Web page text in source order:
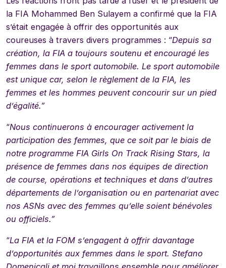
la FIA Mohammed Ben Sulayem a confirmé que la FIA
s’était engagée à offrir des opportunités aux
coureuses à travers divers programmes : “Depuis sa
création, la FIA a toujours soutenu et encouragé les
femmes dans le sport automobile. Le sport automobile
est unique car, selon le règlement de la FIA, les
femmes et les hommes peuvent concourir sur un pied
d’égalité.”
“Nous continuerons à encourager activement la
participation des femmes, que ce soit par le biais de
notre programme FIA Girls On Track Rising Stars, la
présence de femmes dans nos équipes de direction
de course, opérations et techniques et dans d’autres
départements de l’organisation ou en partenariat avec
nos ASNs avec des femmes qu’elle soient bénévoles
ou officiels.”
“La FIA et la FOM s’engagent à offrir davantage
d’opportunités aux femmes dans le sport. Stefano